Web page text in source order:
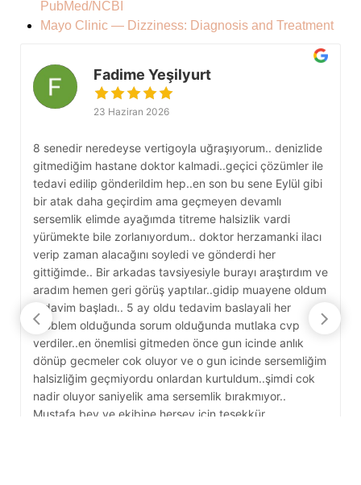
PubMed/NCBI
Mayo Clinic — Dizziness: Diagnosis and Treatment
Fadime Yeşilyurt
23 Haziran 2026
8 senedir neredeyse vertigoyla uğraşıyorum.. denizlide
gitmediğim hastane doktor kalmadi..geçici çözümler ile
tedavi edilip gönderildim hep..en son bu sene Eylül gibi
bir atak daha geçirdim ama geçmeyen devamlı
sersemlik elimde ayağımda titreme halsizlik vardi
yürümekte bile zorlanıyordum.. doktor herzamanki ilacı
verip zaman alacağını soyledi ve gönderdi her
gittiğimde.. Bir arkadas tavsiyesiyle burayı araştırdım ve
aradım hemen geri görüş yaptılar..gidip muayene oldum
tedavim başladı.. 5 ay oldu tedavim baslayali her
problem olduğunda sorum olduğunda mutlaka cvp
verdiler..en önemlisi gitmeden önce gun icinde anlık
dönüp gecmeler cok oluyor ve o gun icinde sersemliğim
halsizliğim geçmiyordu onlardan kurtuldum..şimdi cok
nadir oluyor saniyelik ama sersemlik bırakmıyor..
Mustafa bey ve ekibine hersey icin teşekkür